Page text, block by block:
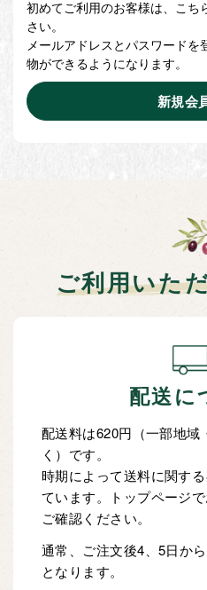
初めてご利用のお客様は、こち
さい。
メールアドレスとパスワード
物ができるようになります。
ご利用いた
配送に
配送料は620円（一部地域
く）です。
時期によって送料に関す
ています。トップページ
ご確認ください。
通常、ご注文後4、5日か
となります。